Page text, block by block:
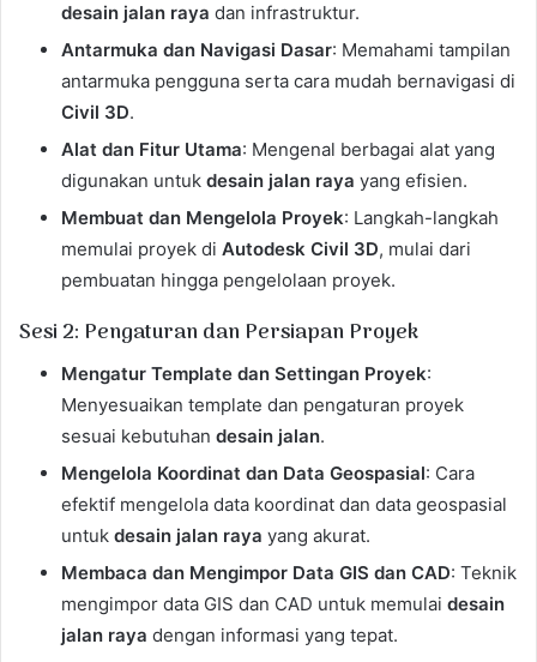
desain jalan raya dan infrastruktur.
Antarmuka dan Navigasi Dasar: Memahami tampilan
antarmuka pengguna serta cara mudah bernavigasi di
Civil 3D.
Alat dan Fitur Utama: Mengenal berbagai alat yang
digunakan untuk desain jalan raya yang efisien.
Membuat dan Mengelola Proyek: Langkah-langkah
memulai proyek di Autodesk Civil 3D, mulai dari
pembuatan hingga pengelolaan proyek.
Sesi 2: Pengaturan dan Persiapan Proyek
Mengatur Template dan Settingan Proyek:
Menyesuaikan template dan pengaturan proyek
sesuai kebutuhan desain jalan.
Mengelola Koordinat dan Data Geospasial: Cara
efektif mengelola data koordinat dan data geospasial
untuk desain jalan raya yang akurat.
Membaca dan Mengimpor Data GIS dan CAD: Teknik
mengimpor data GIS dan CAD untuk memulai desain
jalan raya dengan informasi yang tepat.